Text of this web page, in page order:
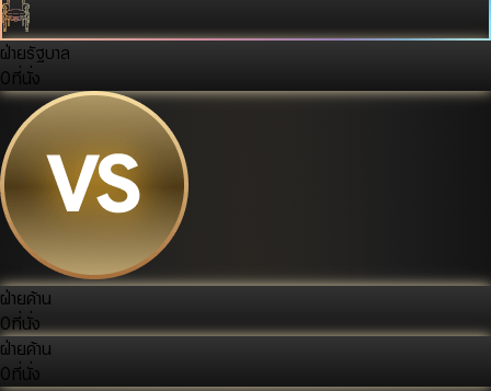
ฝ่ายรัฐบาล
0ที่นั่ง
ฝ่ายค้าน
0ที่นั่ง
ฝ่ายค้าน
0ที่นั่ง